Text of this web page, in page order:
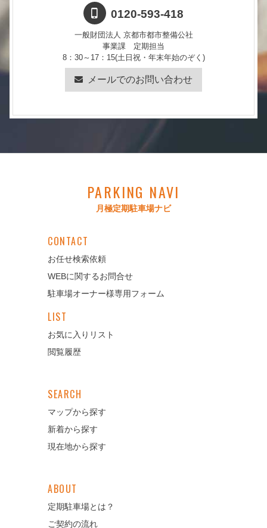
0120-593-418
一般財団法人 京都市都市整備公社
事業課 定期担当
8：30～17：15(土日祝・年末年始のぞく)
メールでのお問い合わせ
PARKING NAVI
月極定期駐車場ナビ
CONTACT
お任せ検索依頼
WEBに関するお問合せ
駐車場オーナー様専用フォーム
LIST
お気に入りリスト
閲覧履歴
SEARCH
マップから探す
新着から探す
現在地から探す
ABOUT
定期駐車場とは？
ご契約の流れ